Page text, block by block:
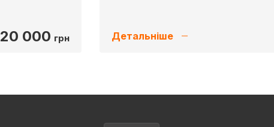
20 000 грн Детальніше